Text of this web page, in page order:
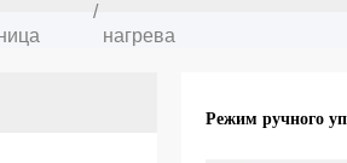
/
нагрева
Режим ручного